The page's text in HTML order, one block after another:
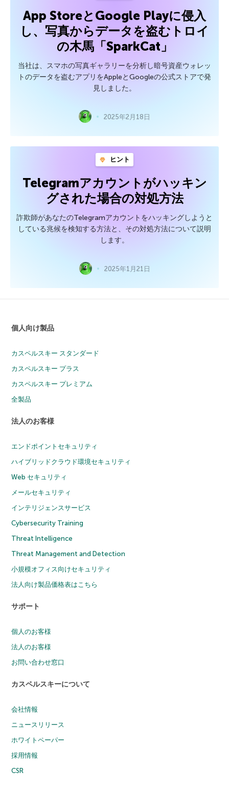
App StoreとGoogle Playに侵入
し、写真からデータを盗むトロイ
の木馬「SparkCat」
当社は、スマホの写真ギャラリーを分析し暗号資産ウォレッ
トのデータを盗むアプリをAppleとGoogleの公式ストアで発
見しました。
2025年2月18日
ヒント
Telegramアカウントがハッキン
グされた場合の対処方法
詐欺師があなたのTelegramアカウントをハッキングしようと
している兆候を検知する方法と、その対処方法について説明
します。
2025年1月21日
個人向け製品
カスペルスキー スタンダード
カスペルスキー プラス
カスペルスキー プレミアム
全製品
法人のお客様
エンドポイントセキュリティ
ハイブリッドクラウド環境セキュリティ
Web セキュリティ
メールセキュリティ
インテリジェンスサービス
Cybersecurity Training
Threat Intelligence
Threat Management and Detection
小規模オフィス向けセキュリティ
法人向け製品価格表はこちら
サポート
個人のお客様
法人のお客様
お問い合わせ窓口
カスペルスキーについて
会社情報
ニュースリリース
ホワイトペーパー
採用情報
CSR